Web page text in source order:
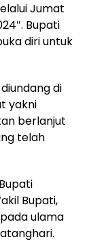
Jumat
Bupati
diri untuk
di
yakni
berlanjut
telah
Bupati,
ulama